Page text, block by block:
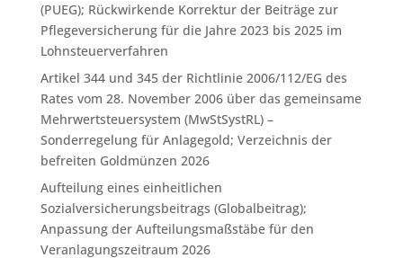
(PUEG); Rückwirkende Korrektur der Beiträge zur
Pflegeversicherung für die Jahre 2023 bis 2025 im
Lohnsteuerverfahren
Artikel 344 und 345 der Richtlinie 2006/112/EG des
Rates vom 28. November 2006 über das gemeinsame
Mehrwertsteuersystem (MwStSystRL) –
Sonderregelung für Anlagegold; Verzeichnis der
befreiten Goldmünzen 2026
Aufteilung eines einheitlichen
Sozialversicherungsbeitrags (Globalbeitrag);
Anpassung der Aufteilungsmaßstäbe für den
Veranlagungszeitraum 2026